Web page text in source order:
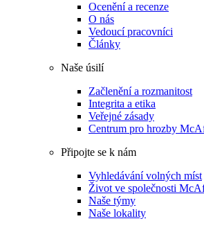
Ocenění a recenze
O nás
Vedoucí pracovníci
Články
Naše úsilí
Začlenění a rozmanitost
Integrita a etika
Veřejné zásady
Centrum pro hrozby
Připojte se k nám
Vyhledávání volných míst
Život ve společnosti
Naše týmy
Naše lokality